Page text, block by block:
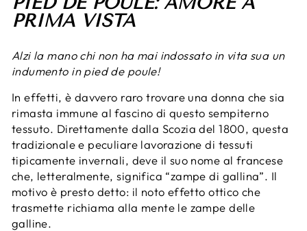
PRIMA VISTA
Alzi la mano chi non ha mai indossato in vita sua un
indumento in pied de poule!
In effetti, è davvero raro trovare una donna che sia
rimasta immune al fascino di questo sempiterno
tessuto. Direttamente dalla Scozia del 1800, questa
tradizionale e peculiare lavorazione di tessuti
tipicamente invernali, deve il suo nome al francese
che, letteralmente, significa “zampe di gallina”. Il
motivo è presto detto: il noto effetto ottico che
trasmette richiama alla mente le zampe delle
galline.